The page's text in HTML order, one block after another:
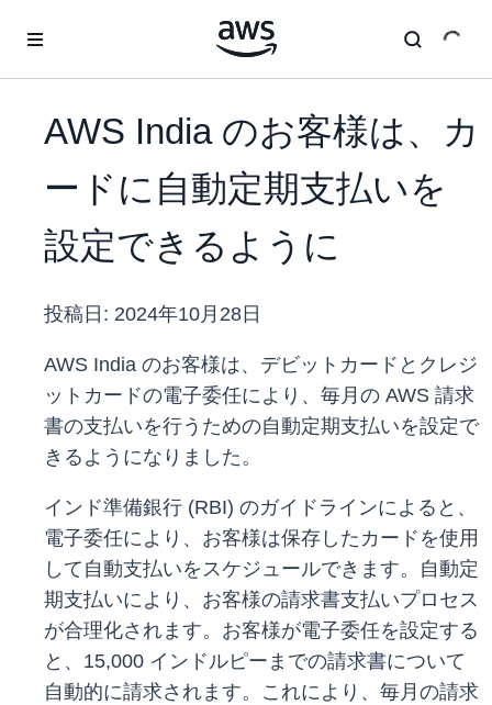
AWS India のお客様は、カ
ードに自動定期支払いを
設定できるように
投稿日: 2024年10月28日
AWS India のお客様は、デビットカードとクレジ
ットカードの電子委任により、毎月の AWS 請求
書の支払いを行うための自動定期支払いを設定で
きるようになりました。
インド準備銀行 (RBI) のガイドラインによると、
電子委任により、お客様は保存したカードを使用
して自動支払いをスケジュールできます。自動定
期支払いにより、お客様の請求書支払いプロセス
が合理化されます。お客様が電子委任を設定する
と、15,000 インドルピーまでの請求書について
自動的に請求されます。これにより、毎月の請求